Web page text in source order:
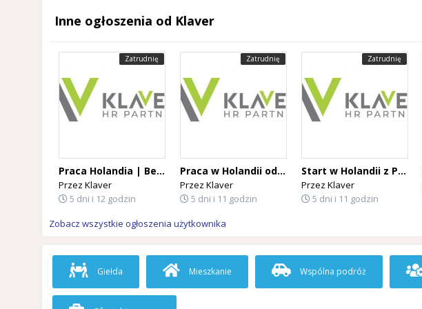
Inne ogłoszenia od Klaver
Zatrudnię
Praca Holandia | Bez języka | Bez doświadczenia | Tygodniówki | Wyjazdy codziennie
Przez Klaver
5 dni i 12 godzin
Zatrudnię
Praca w Holandii od zaraz | Różne stanowiska | Od 14,99 € brutto/h
Przez Klaver
5 dni i 11 godzin
Zatrudnię
Start w Holandii z PREMIĄ 150 € na dobry początek!
Przez Klaver
5 dni i 11 godzin
Zobacz wszystkie ogłoszenia użytkownika
Giełda Mieszkanie Wspólna podróż